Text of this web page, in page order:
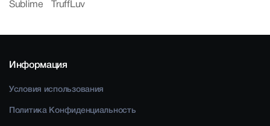
Sublime
TruffLuv
Информация
Условия использования
Политика Конфиденциальность